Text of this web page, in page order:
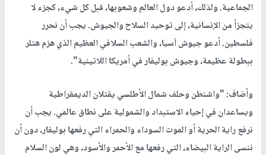
الجماعية. ولذلك، أدعو دول العالم وشعوبها، قبل كل شيء، كجزء لا
يتجزأ من الإنسانية، إلى توحيد السلاح والجيوش. يجب أن نحرر
فلسطين. أدعو جيوش آسيا، والشعب السلافي العظيم الذي هزم هتلر
ببطولة عظيمة، وجيوش بوليفار في أمريكا اللاتينية".
وأضاف: "واشنطن وحلف شمال الأطلسي يقتلان الديمقراطية
ويساعدان في إحياء الاستبداد والشمولية على نطاق عالمي. يجب أن
نرفع راية الحرية أو الموت السوداء والحمراء التي رفعها بوليفار، دون أن
ننسى الراية البيضاء، التي رفعها مع الأحمر والأسود، وهي لون السلام